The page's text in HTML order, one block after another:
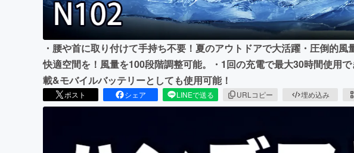
・腰や首に取り付けて手持ち不要！夏のアウトドアで大活躍・圧倒的風
快適空間を！風量を100段階調整可能。・1回の充電で最大30時間使用
載&モバイルバッテリーとしても使用可能！
ポスト シェア LINEで送る URLコピー 埋め込み